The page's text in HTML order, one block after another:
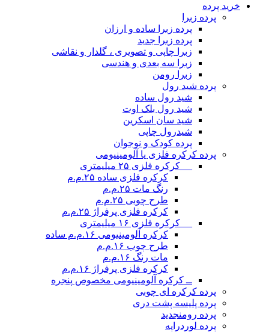
خرید پرده
پرده زبرا
پرده زبرا ساده و ارزان
پرده زبرا جدید
زبرا چاپی و تصویری ، گلدار و نقاشی
زبرا سه بعدی و هندسی
زبرا رومن
پرده شید رول
شید رول ساده
شید رول بلک اوت
شید سان اسکرین
شیدرول چاپی
پرده کودک و نوجوان
پرده کرکره فلزی یا آلومینیومی
__ کرکره فلزی ۲۵ میلیمتری
کرکره فلزی ساده ۲۵.م.م
رنگ مات ۲۵.م.م
طرح چوبی ۲۵.م.م
کرکره فلزی پرفراژ ۲۵.م.م
__ کرکره فلزی ۱۶ میلیمتری
کرکره آلومینیومی ۱۶.م.م ساده
طرح چوب ۱۶.م.م
مات رنگ ۱۶.م.م
کرکره فلزی پرفراژ ۱۶.م.م
ــ کرکره آلومینیومی مخصوص پنجره
پرده کرکره ای چوبی
پرده پلیسه پشت دری
پرده رومنجدید
پرده لوردراپه